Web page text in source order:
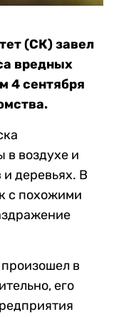
(СК) завел
вредных
4 сентября
в воздухе и
деревьях. В
с похожими
в
его